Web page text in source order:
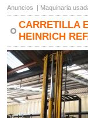
Anuncios | Maquinaria
CARRETILLA
HEINRICH